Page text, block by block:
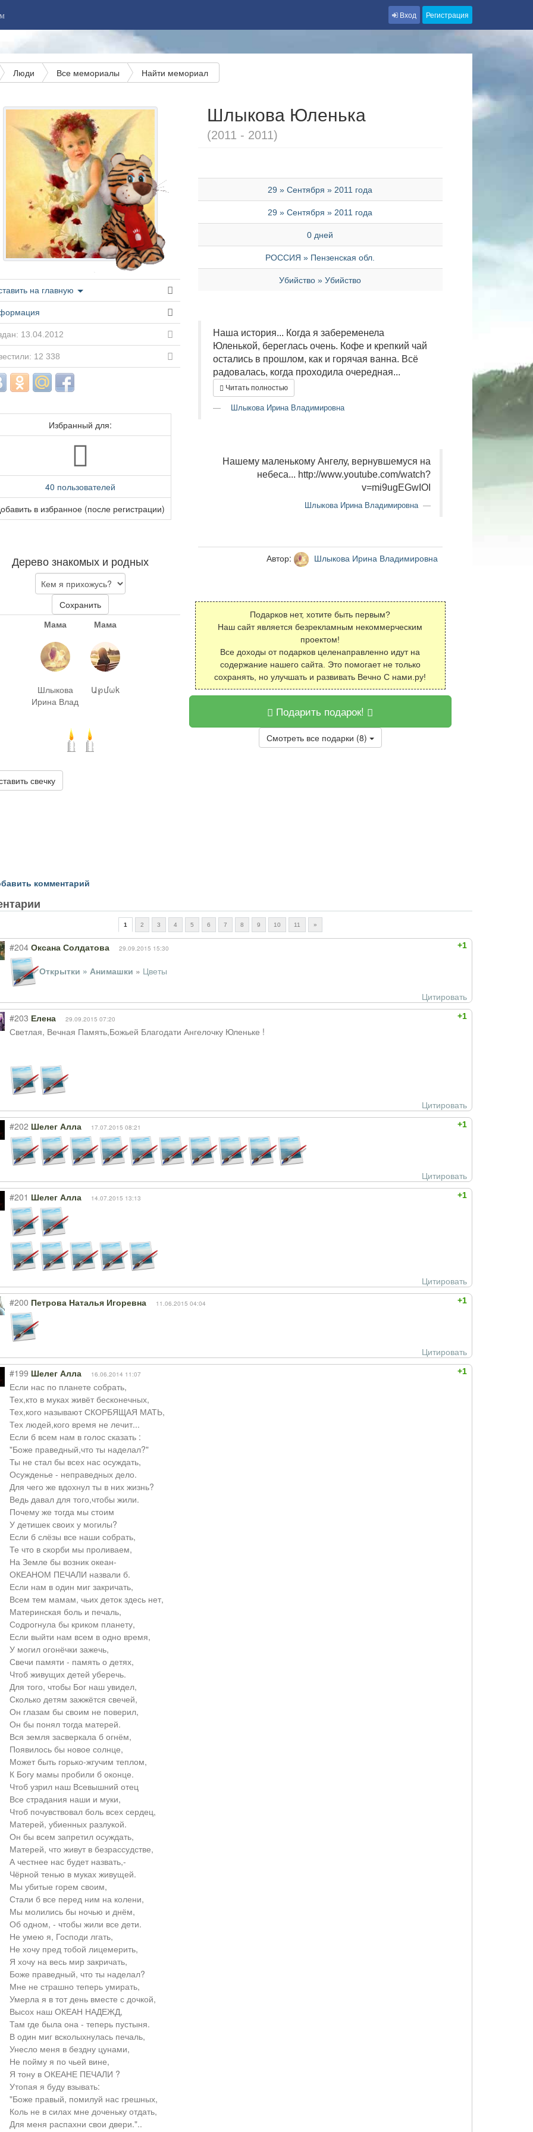
Вход Регистрация
Люди Все мемориалы Найти мемориал
на главную
13.04.2012
12 338
Избранный для:
40 пользователей
в избранное (после регистрации)
Дерево знакомых и родных
Сохранить
Мама
Шлыкова
Ирина Влад
Мама
Ա℘մωk
свечку
Шлыкова Юленька
(2011 - 2011)
29 » Сентября » 2011 года
29 » Сентября » 2011 года
0 дней
РОССИЯ » Пензенская обл.
Убийство » Убийство
Наша история... Когда я забеременела
Юленькой, береглась очень. Кофе и крепкий чай
остались в прошлом, как и горячая ванна. Всё
радовалась, когда проходила очередная...
Читать полностью
Шлыкова Ирина Владимировна
Нашему маленькому Ангелу, вернувшемуся на
небеса... http://www.youtube.com/watch?
v=mi9ugEGwIOI
Шлыкова Ирина Владимировна
Автор: Шлыкова Ирина Владимировна
Подарков нет, хотите быть первым?
Наш сайт является безрекламным некоммерческим
проектом!
Все доходы от подарков целенаправленно идут на
содержание нашего сайта. Это помогает не только
сохранять, но улучшать и развивать Вечно С нами.ру!
Подарить подарок!
Смотреть все подарки (8)
комментарий
1 2 3 4 5 6 7 8 9 10 11 »
+1
#204 Оксана Солдатова 29.09.2015 15:30
Открытки » Анимашки » Цветы
Цитировать
+1
#203 Елена 29.09.2015 07:20
Светлая, Вечная Память,Божьей Благодати Ангелочку Юленьке !
Цитировать
+1
#202 Шелег Алла 17.07.2015 08:21
Цитировать
+1
#201 Шелег Алла 14.07.2015 13:13
Цитировать
+1
#200 Петрова Наталья Игоревна 11.06.2015 04:04
Цитировать
+1
#199 Шелег Алла 16.06.2014 11:07
Если нас по планете собрать,
Тех,кто в муках живёт бесконечных,
Тех,кого называют СКОРБЯЩАЯ МАТЬ,
Тех людей,кого время не лечит...
Если б всем нам в голос сказать :
"Боже праведный,что ты наделал?"
Ты не стал бы всех нас осуждать,
Осужденье - неправедных дело.
Для чего же вдохнул ты в них жизнь?
Ведь давал для того,чтобы жили.
Почему же тогда мы стоим
У детишек своих у могилы?
Если б слёзы все наши собрать,
Те что в скорби мы проливаем,
На Земле бы возник океан-
ОКЕАНОМ ПЕЧАЛИ назвали б.
Если нам в один миг закричать,
Всем тем мамам, чьих деток здесь нет,
Материнская боль и печаль,
Содрогнула бы криком планету,
Если выйти нам всем в одно время,
У могил огонёчки зажечь,
Свечи памяти - память о детях,
Чтоб живущих детей уберечь.
Для того, чтобы Бог наш увидел,
Сколько детям зажжётся свечей,
Он глазам бы своим не поверил,
Он бы понял тогда матерей.
Вся земля засверкала б огнём,
Появилось бы новое солнце,
Может быть горько-жгучим теплом,
К Богу мамы пробили б оконце.
Чтоб узрил наш Всевышний отец
Все страдания наши и муки,
Чтоб почувствовал боль всех сердец,
Матерей, убиенных разлукой.
Он бы всем запретил осуждать,
Матерей, что живут в безрассудстве,
А честнее нас будет назвать,-
Чёрной тенью в муках живущей.
Мы убитые горем своим,
Стали б все перед ним на колени,
Мы молились бы ночью и днём,
Об одном, - чтобы жили все дети.
Не умею я, Господи лгать,
Не хочу пред тобой лицемерить,
Я хочу на весь мир закричать,
Боже праведный, что ты наделал?
Мне не страшно теперь умирать,
Умерла я в тот день вместе с дочкой,
Высох наш ОКЕАН НАДЕЖД,
Там где была она - теперь пустыня.
В один миг всколыхнулась печаль,
Унесло меня в бездну цунами,
Не пойму я по чьей вине,
Я тону в ОКЕАНЕ ПЕЧАЛИ ?
Утопая я буду взывать:
"Боже правый, помилуй нас грешных,
Коль не в силах мне доченьку отдать,
Для меня распахни свои двери."..